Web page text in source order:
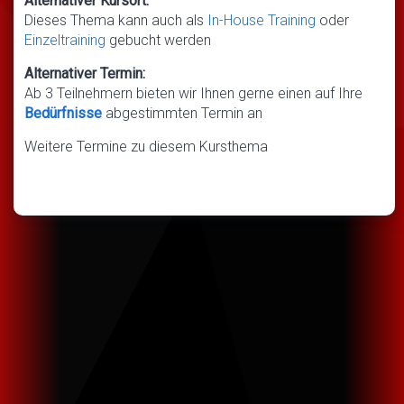
Dieses Thema kann auch als In-House Training oder
Einzeltraining gebucht werden
Alternativer Termin:
Ab 3 Teilnehmern bieten wir Ihnen gerne einen auf Ihre
Bedürfnisse abgestimmten Termin an
Weitere Termine zu diesem Kursthema